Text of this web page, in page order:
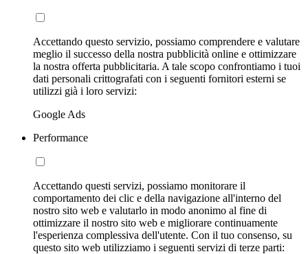
Accettando questo servizio, possiamo comprendere e valutare
meglio il successo della nostra pubblicità online e ottimizzare
la nostra offerta pubblicitaria. A tale scopo confrontiamo i tuoi
dati personali crittografati con i seguenti fornitori esterni se
utilizzi già i loro servizi:
Google Ads
Performance
Accettando questi servizi, possiamo monitorare il
comportamento dei clic e della navigazione all'interno del
nostro sito web e valutarlo in modo anonimo al fine di
ottimizzare il nostro sito web e migliorare continuamente
l'esperienza complessiva dell'utente. Con il tuo consenso, su
questo sito web utilizziamo i seguenti servizi di terze parti: